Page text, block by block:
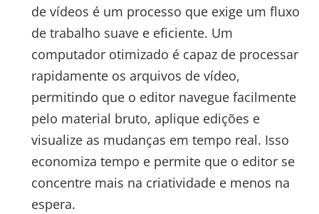
de vídeos é um processo que exige um fluxo
de trabalho suave e eficiente. Um
computador otimizado é capaz de processar
rapidamente os arquivos de vídeo,
permitindo que o editor navegue facilmente
pelo material bruto, aplique edições e
visualize as mudanças em tempo real. Isso
economiza tempo e permite que o editor se
concentre mais na criatividade e menos na
espera.